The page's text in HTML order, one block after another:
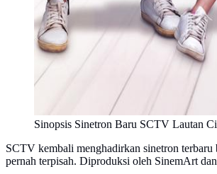
Sinopsis Sinetron Baru SCTV Lautan
SCTV kembali menghadirkan sinetron terbaru
pernah terpisah. Diproduksi oleh SinemArt